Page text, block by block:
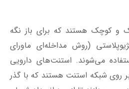
می‌پردازند تا از عود انسداد شریان
استنت‌های دارویی بهتر از
دارویی نسبت به فنرهای
انسداد شریان جلوگیری می‌کنند،
که استنت‌های دارویی جدیدتر